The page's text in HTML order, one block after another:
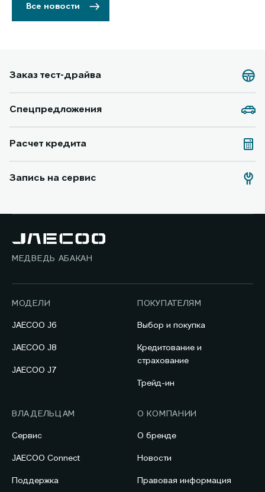
Все новости
Заказ тест-драйва
Спецпредложения
Расчет кредита
Запись на сервис
МЕДВЕДЬ АБАКАН
МОДЕЛИ
JAECOO J6
JAECOO J8
JAECOO J7
ПОКУПАТЕЛЯМ
Выбор и покупка
Кредитование и
страхование
Трейд-ин
ВЛАДЕЛЬЦАМ
Сервис
JAECOO Connect
Поддержка
О КОМПАНИИ
О бренде
Новости
Правовая информация